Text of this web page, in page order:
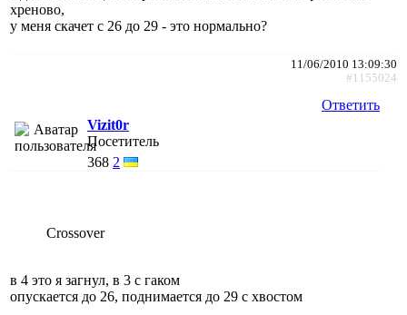
хреново,
у меня скачет с 26 до 29 - это нормально?
11/06/2010 13:09:30
#1155024
Ответить
Vizit0r
Посетитель
368 2
Crossover
в 4 это я загнул, в 3 с гаком
опускается до 26, поднимается до 29 с хвостом